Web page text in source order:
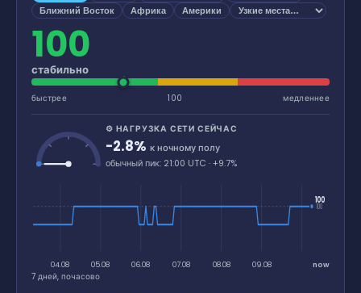
Ближний Восток
Африка Америки
100
стабильно
быстрее 100 медленнее
⚙ НАГРУЗКА СЕТИ СЕЙЧАС
-2.8% к ночному полу
обычный пик: 21:00 UTC · +9.7%
100
100
04.08 05.08 06.08 07.08 08.08 09.08 now
7 дней, почасово